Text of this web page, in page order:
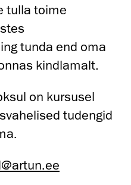
tulla toime
tunda end oma
kindlamalt.
on kursusel
tudengid